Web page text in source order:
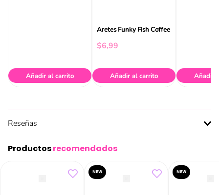
Añadir al carrito
Aretes Funky Fish Coffee
$6,99
Añadir al carrito Añadir
Reseñas
Productosrecomendados
NEW NEW